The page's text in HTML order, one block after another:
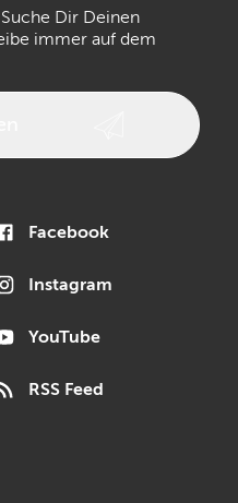
Dir Deinen
immer auf dem
Facebook
Instagram
YouTube
RSS Feed